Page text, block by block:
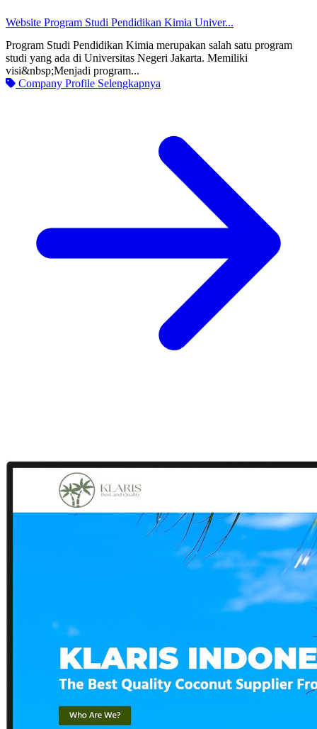
Website Program Studi Pendidikan Kimia Univer...
Program Studi Pendidikan Kimia merupakan salah satu program
studi yang ada di Universitas Negeri Jakarta. Memiliki
visi&nbsp;Menjadi program...
Company Profile Selengkapnya